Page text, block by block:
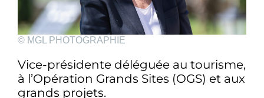
© MGL PHOTOGRAPHIE
Vice-présidente déléguée au tourisme,
à l’Opération Grands Sites (OGS) et aux
grands projets.